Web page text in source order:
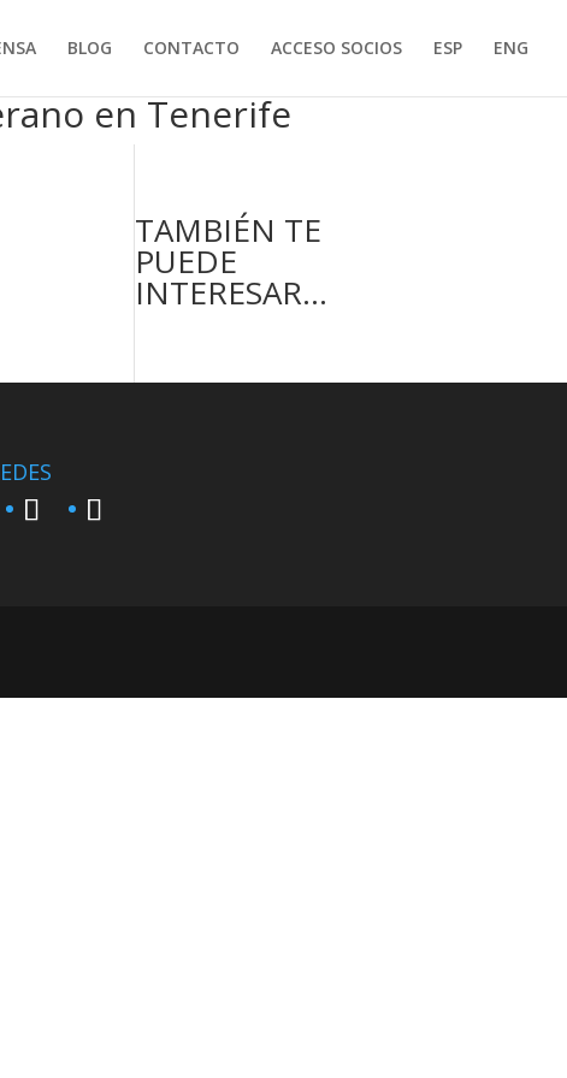
BLOG CONTACTO ACCESO SOCIOS ESP ENG
en Tenerife
TAMBIÉN TE
PUEDE
INTERESAR…